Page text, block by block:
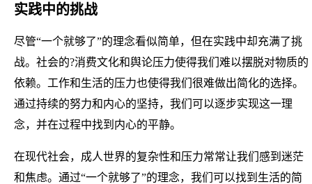
实践中的挑战
尽管“一个就够了”的理念看似简单，但在实践中却充满了挑
战。社会的?消费文化和舆论压力使得我们难以摆脱对物质的
依赖。工作和生活的压力也使得我们很难做出简化的选择。
通过持续的努力和内心的坚持，我们可以逐步实现这一理
念，并在过程中找到内心的平静。
在现代社会，成人世界的复杂性和压力常常让我们感到迷茫
和焦虑。通过“一个就够了”的理念，我们可以找到生活的简